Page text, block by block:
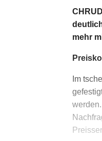
mehr
Im